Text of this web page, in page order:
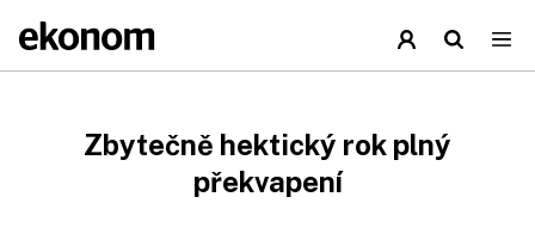
Zbytečně hektický rok plný
překvapení